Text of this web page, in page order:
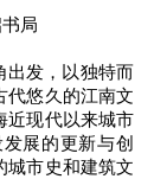
局
发，以独特而
代悠久的江南文
近现代以来城市
展的更新与创
城市史和建筑文